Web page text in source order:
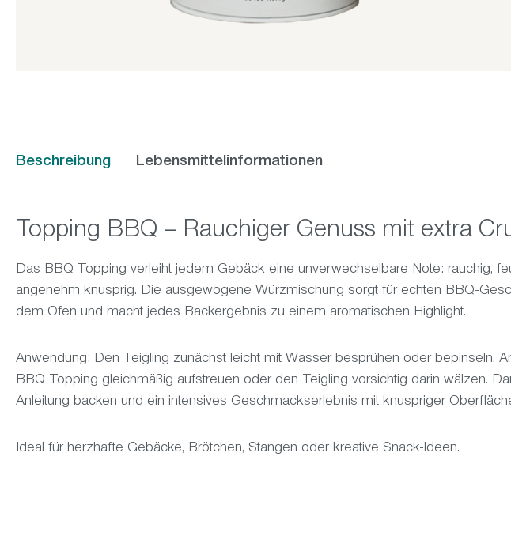
Beschreibung Lebensmittelinformationen
Topping BBQ – Rauchiger Genuss mit extra
Das BBQ Topping verleiht jedem Gebäck eine unverwechselbare Note: rauchig,
angenehm knusprig. Die ausgewogene Würzmischung sorgt für echten BBQ-
dem Ofen und macht jedes Backergebnis zu einem aromatischen Highlight.
Anwendung: Den Teigling zunächst leicht mit Wasser besprühen oder bepinseln.
BBQ Topping gleichmäßig aufstreuen oder den Teigling vorsichtig darin wälzen.
Anleitung backen und ein intensives Geschmackserlebnis mit knuspriger
Ideal für herzhafte Gebäcke, Brötchen, Stangen oder kreative Snack-Ideen.